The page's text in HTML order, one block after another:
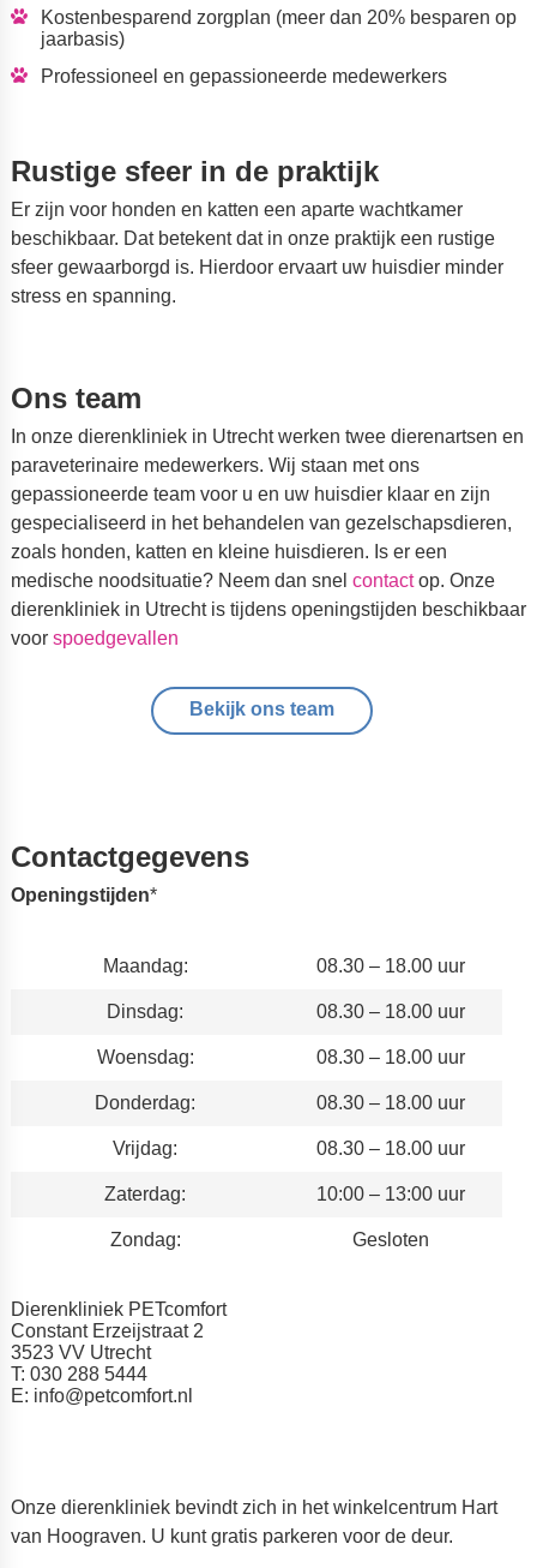
Kostenbesparend zorgplan (meer dan 20% besparen op
jaarbasis)
Professioneel en gepassioneerde medewerkers
Rustige sfeer in de praktijk
Er zijn voor honden en katten een aparte wachtkamer
beschikbaar. Dat betekent dat in onze praktijk een rustige
sfeer gewaarborgd is. Hierdoor ervaart uw huisdier minder
stress en spanning.
Ons team
In onze dierenkliniek in Utrecht werken twee dierenartsen en
paraveterinaire medewerkers. Wij staan met ons
gepassioneerde team voor u en uw huisdier klaar en zijn
gespecialiseerd in het behandelen van gezelschapsdieren,
zoals honden, katten en kleine huisdieren. Is er een
medische noodsituatie? Neem dan snel contactop. Onze
dierenkliniek in Utrecht is tijdens openingstijden beschikbaar
voor spoedgevallen
Bekijk ons team
Contactgegevens
Openingstijden*
Maandag: 08.30 – 18.00 uur
Dinsdag: 08.30 – 18.00 uur
Woensdag: 08.30 – 18.00 uur
Donderdag: 08.30 – 18.00 uur
Vrijdag: 08.30 – 18.00 uur
Zaterdag: 10:00 – 13:00 uur
Zondag: Gesloten
Dierenkliniek PETcomfort
Constant Erzeijstraat 2
3523 VV Utrecht
T: 030 288 5444
E: info@petcomfort.nl
Onze dierenkliniek bevindt zich in het winkelcentrum Hart
van Hoograven. U kunt gratis parkeren voor de deur.